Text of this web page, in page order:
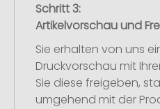
Schritt 3:
Artikelvorschau und
Sie erhalten von uns
Druckvorschau mit
Sie diese freigeben,
umgehend mit der